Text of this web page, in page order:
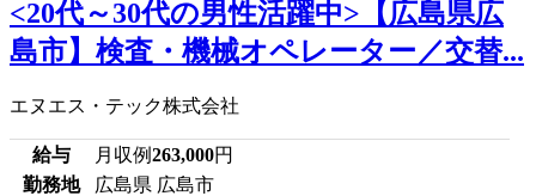
<20代～30代の男性活躍中>【広島県広
島市】検査・機械オペレーター／交替...
エヌエス・テック株式会社
給与 月収例263,000円
勤務地
広島県 広島市